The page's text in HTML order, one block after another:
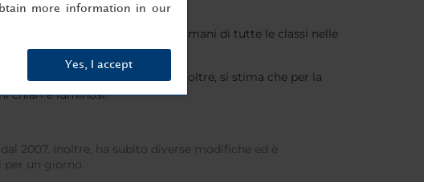
eventi sociali che riunivano i romani di tutte le classi nelle
più alto raggiunge i 48 metri. Inoltre, si stima che per la
chiari e luminosi.
2007. Inoltre, ha subito diverse modifiche ed è
per un giorno.
more information in our
Yes, I accept